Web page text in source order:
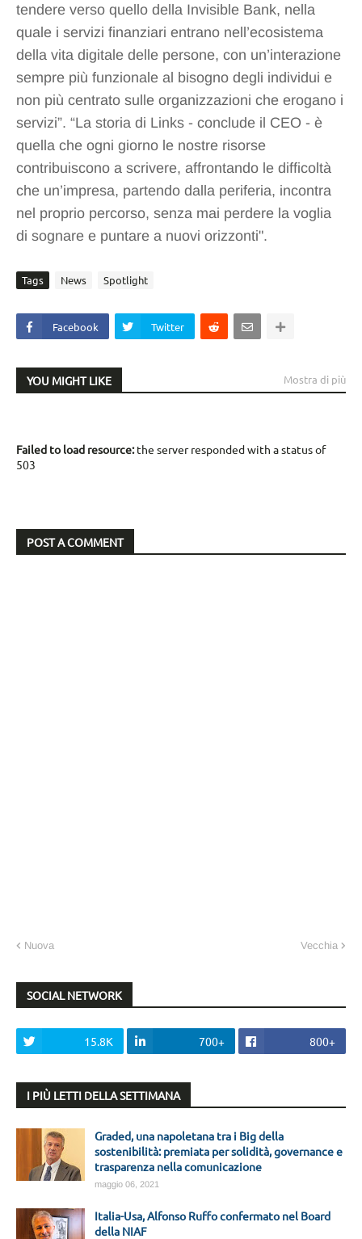
tendere verso quello della Invisible Bank, nella
quale i servizi finanziari entrano nell’ecosistema
della vita digitale delle persone, con un’interazione
sempre più funzionale al bisogno degli individui e
non più centrato sulle organizzazioni che erogano i
servizi”. “La storia di Links - conclude il CEO - è
quella che ogni giorno le nostre risorse
contribuiscono a scrivere, affrontando le difficoltà
che un’impresa, partendo dalla periferia, incontra
nel proprio percorso, senza mai perdere la voglia
di sognare e puntare a nuovi orizzonti".
Tags News Spotlight
Facebook Twitter
YOU MIGHT LIKE Mostra di più
Failed to load resource:the server responded with a status of
503
POST A COMMENT
Nuova Vecchia
SOCIAL NETWORK
15.8K 700+ 800+
I PIÙ LETTI DELLA SETTIMANA
Graded, una napoletana tra i Big della
sostenibilità: premiata per solidità, governance e
trasparenza nella comunicazione
maggio 06, 2021
Italia-Usa, Alfonso Ruffo confermato nel Board
della NIAF